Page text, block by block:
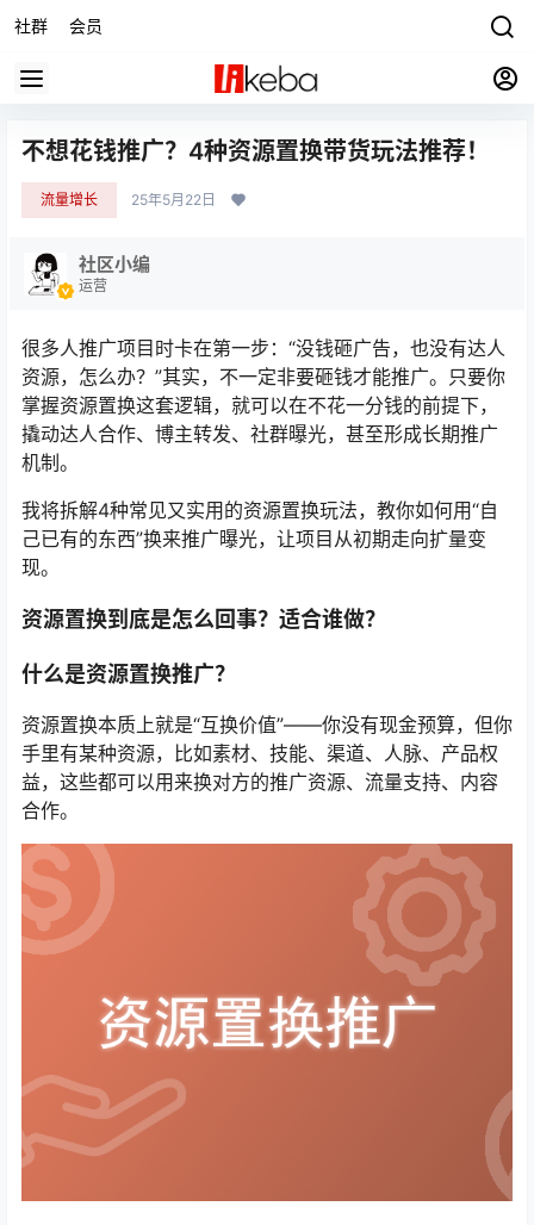
社群 会员
不想花钱推广？4种资源置换带货玩法推荐！
流量增长 25年5月22日
社区小编
运营
很多人推广项目时卡在第一步：“没钱砸广告，也没有达人
资源，怎么办？”其实，不一定非要砸钱才能推广。只要你
掌握资源置换这套逻辑，就可以在不花一分钱的前提下，
撬动达人合作、博主转发、社群曝光，甚至形成长期推广
机制。
我将拆解4种常见又实用的资源置换玩法，教你如何用“自
己已有的东西”换来推广曝光，让项目从初期走向扩量变
现。
资源置换到底是怎么回事？适合谁做？
什么是资源置换推广？
资源置换本质上就是“互换价值”——你没有现金预算，但你
手里有某种资源，比如素材、技能、渠道、人脉、产品权
益，这些都可以用来换对方的推广资源、流量支持、内容
合作。